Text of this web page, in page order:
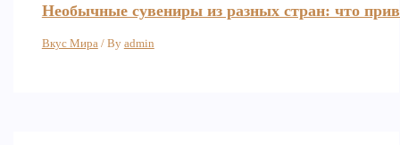
Необычные сувениры из разных стран: что
Вкус Мира/ By admin